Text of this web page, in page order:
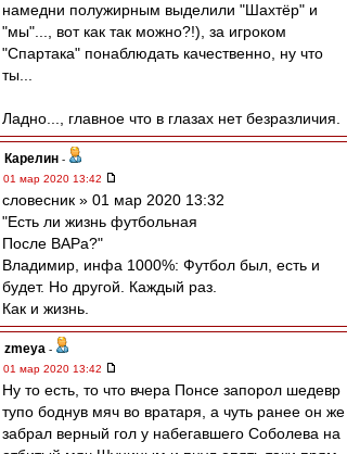
намедни полужирным выделили "Шахтёр" и
"мы"..., вот как так можно?!), за игроком
"Спартака" понаблюдать качественно, ну что
ты...
Ладно..., главное что в глазах нет безразличия.
Карелин -
01 мар 2020 13:42
словесник » 01 мар 2020 13:32
"Есть ли жизнь футбольная
После ВАРа?"
Владимир, инфа 1000%: Футбол был, есть и
будет. Но другой. Каждый раз.
Как и жизнь.
zmeya -
01 мар 2020 13:42
Ну то есть, то что вчера Понсе запорол шедевр
тупо боднув мяч во вратаря, а чуть ранее он же
забрал верный гол у набегавшего Соболева на